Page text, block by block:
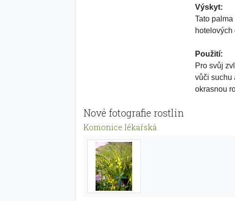
Výskyt:
Tato
hotelových
Použití:
Pro svůj
vůči suchu
okrasnou
Nové fotografie rostlin
Komonice lékařská